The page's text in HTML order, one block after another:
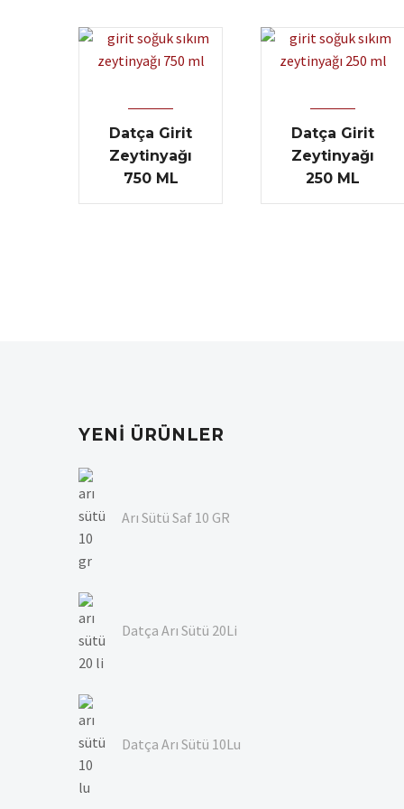
Datça Girit
Zeytinyağı
750 ML
Datça Girit
Zeytinyağı
250 ML
YENI ÜRÜNLER
Arı Sütü Saf 10 GR
Datça Arı Sütü 20Li
Datça Arı Sütü 10Lu